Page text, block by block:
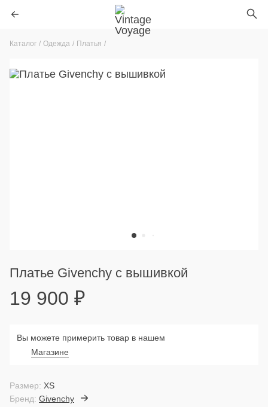
Каталог Одежда Платья
Платье Givenchy с вышивкой
19 900 ₽
Вы можете примерить товар в нашем
Магазине
Бренд: Givenchy
Размер: XS